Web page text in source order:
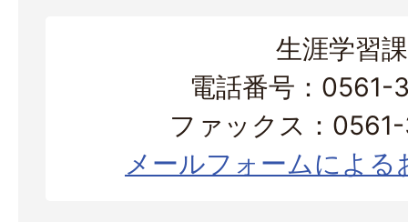
生涯学習課
電話番号：0561-
ファックス：
メールフォームによる